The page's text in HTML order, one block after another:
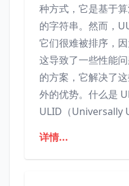
种方式，它是基于
的字符串。然而，
它们很难被排序，
这导致了一些性能
的方案，它解决了
外的优势。什么是
ULID（Universally
详情...